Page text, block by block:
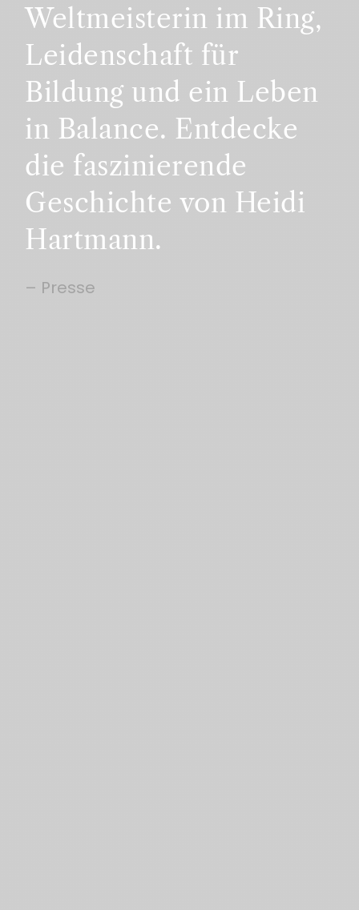
Weltmeisterin im Ring,
Leidenschaft für
Bildung und ein Leben
in Balance. Entdecke
die faszinierende
Geschichte von Heidi
Hartmann.
– Presse